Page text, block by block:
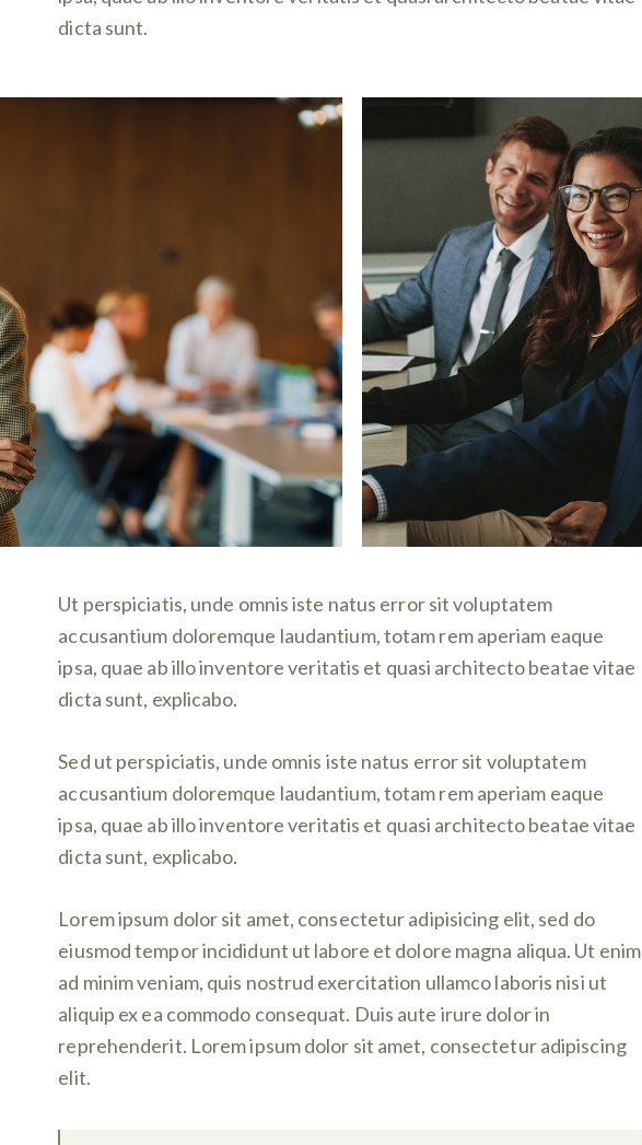
dicta sunt.
Ut perspiciatis, unde omnis iste natus error sit voluptatem
accusantium doloremque laudantium, totam rem aperiam eaque
ipsa, quae ab illo inventore veritatis et quasi architecto beatae vitae
dicta sunt, explicabo.
Sed ut perspiciatis, unde omnis iste natus error sit voluptatem
accusantium doloremque laudantium, totam rem aperiam eaque
ipsa, quae ab illo inventore veritatis et quasi architecto beatae vitae
dicta sunt, explicabo.
Lorem ipsum dolor sit amet, consectetur adipisicing elit, sed do
eiusmod tempor incididunt ut labore et dolore magna aliqua. Ut enim
ad minim veniam, quis nostrud exercitation ullamco laboris nisi ut
aliquip ex ea commodo consequat. Duis aute irure dolor in
reprehenderit. Lorem ipsum dolor sit amet, consectetur adipiscing
elit.